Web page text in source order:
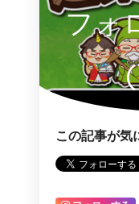
フォ
この記事が気